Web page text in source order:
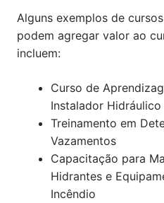
Alguns exemplos de
podem agregar valor ao
incluem:
Curso de
Instalador Hidráulico
Treinamento em
Vazamentos
Capacitação para
Hidrantes e
Incêndio